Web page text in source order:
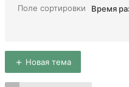
Поле сортировки
Время
Новая тема